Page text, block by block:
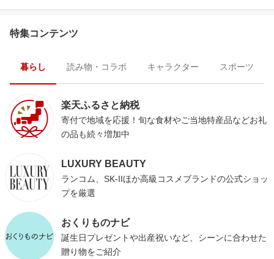
特集コンテンツ
暮らし 読み物・コラボ キャラクター スポーツ
楽天ふるさと納税
寄付で地域を応援！旬な食材やご当地特産品などお礼
の品も続々増加中
LUXURY BEAUTY
ランコム、SK-IIほか高級コスメブランドの公式ショッ
プを厳選
おくりものナビ
誕生日プレゼントや出産祝いなど、シーンに合わせた
贈り物をご紹介